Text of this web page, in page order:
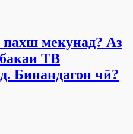
мекунад? Аз
ТВ
Бинандагон чӣ?